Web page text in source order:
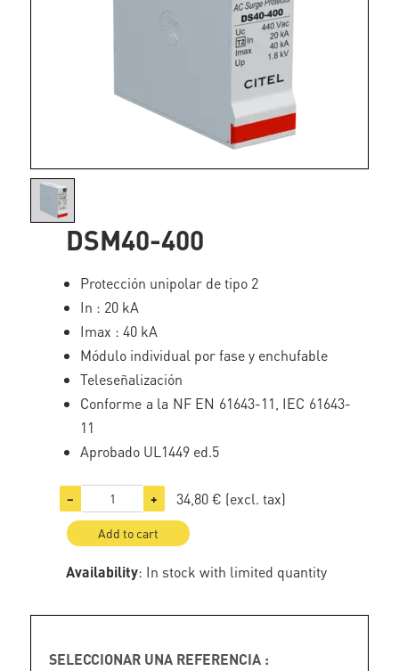
DSM40-400
Protección unipolar de tipo 2
In : 20 kA
Imax : 40 kA
Módulo individual por fase y enchufable
Teleseñalización
Conforme a la NF EN 61643-11, IEC 61643-
11
Aprobado UL1449 ed.5
− + 34,80 € (excl. tax)
Add to cart
Availability: In stock with limited quantity
SELECCIONAR UNA REFERENCIA :